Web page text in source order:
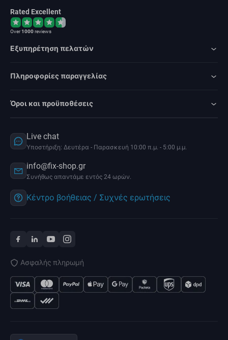
Rated Excellent
Over1000reviews
Εξυπηρέτηση πελατών
Πληροφορίες παραγγελίας
Όροι και προϋποθέσεις
Live chat
Υποστήριξη: Δευτέρα - Παρασκευή 10:00 π.μ. - 5:00 μ.μ.
info@fix-shop.gr
Συνήθως απαντάμε εντός 24 ωρών.
Κέντρο βοήθειας / Συχνές ερωτήσεις
Ασφαλής πληρωμή